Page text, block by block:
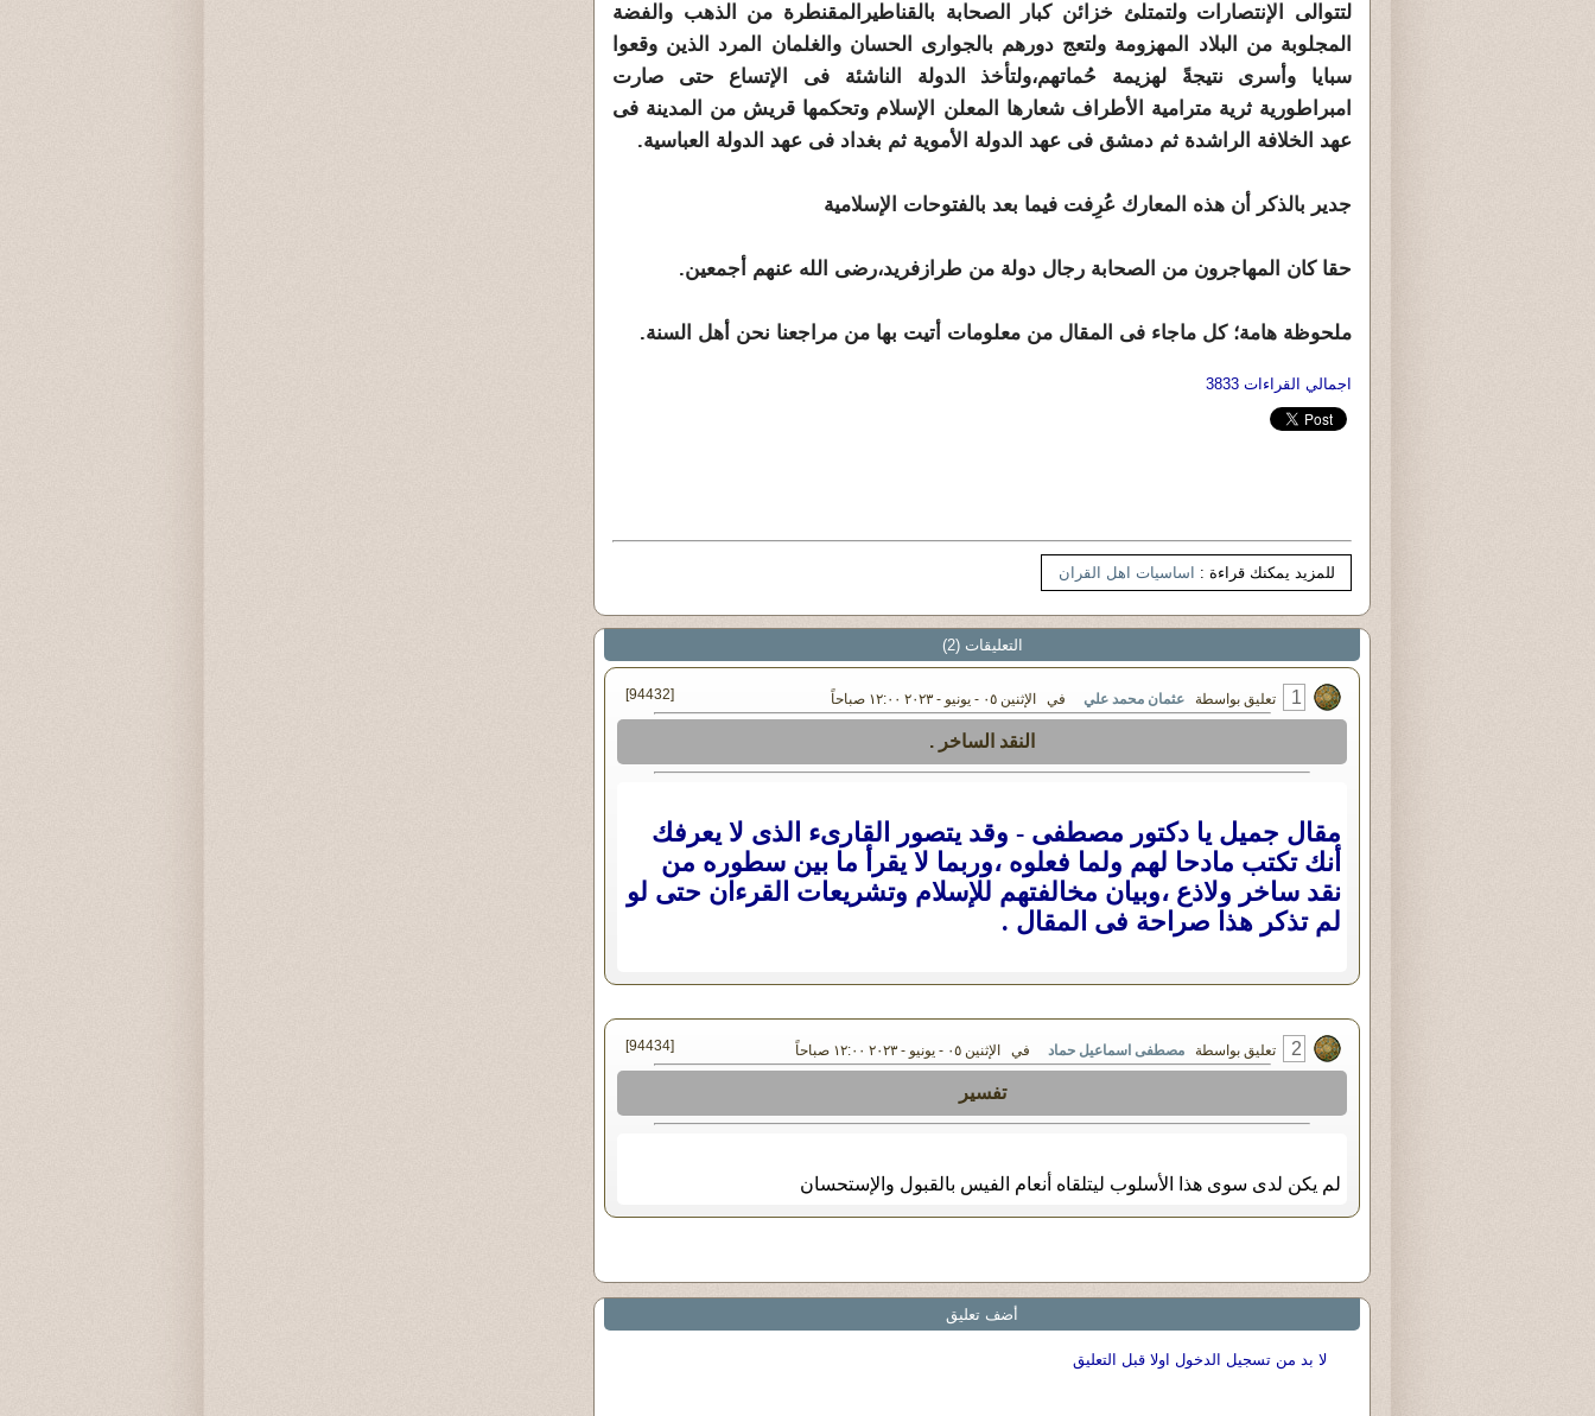
لتتوالى الإنتصارات ولتمتلئ خزائن كبار الصحابة بالقناطيرالمقنطرة من الذهب والفضة
المجلوبة من البلاد المهزومة ولتعج دورهم بالجوارى الحسان والغلمان المرد الذين وقعوا
سبايا وأسرى نتيجةً لهزيمة حُماتهم،ولتأخذ الدولة الناشئة فى الإتساع حتى صارت
امبراطورية ثرية مترامية الأطراف شعارها المعلن الإسلام وتحكمها قريش من المدينة فى
عهد الخلافة الراشدة ثم دمشق فى عهد الدولة الأموية ثم بغداد فى عهد الدولة العباسية.
جدير بالذكر أن هذه المعارك عُرِفت فيما بعد بالفتوحات الإسلامية
حقا كان المهاجرون من الصحابة رجال دولة من طرازفريد،رضى الله عنهم أجمعين.
ملحوظة هامة؛ كل ماجاء فى المقال من معلومات أتيت بها من مراجعنا نحن أهل السنة.
اجمالي القراءات 3833
للمزيد يمكنك قراءة : اساسيات اهل القران
التعليقات (2)
1 تعليق بواسطة عثمان محمد علي في الإثنين ٠٥ - يونيو - ٢٠٢٣ ١٢:٠٠ صباحاً [94432]
النقد الساخر .
مقال جميل يا دكتور مصطفى - وقد يتصور القارىء الذى لا يعرفك
أنك تكتب مادحا لهم ولما فعلوه ،وربما لا يقرأ ما بين سطوره من
نقد ساخر ولاذع ،وبيان مخالفتهم للإسلام وتشريعات القرءان حتى لو
لم تذكر هذا صراحة فى المقال .
2 تعليق بواسطة مصطفى اسماعيل حماد في الإثنين ٠٥ - يونيو - ٢٠٢٣ ١٢:٠٠ صباحاً [94434]
تفسير
لم يكن لدى سوى هذا الأسلوب ليتلقاه أنعام الفيس بالقبول والإستحسان
أضف تعليق
لا بد من تسجيل الدخول اولا قبل التعليق